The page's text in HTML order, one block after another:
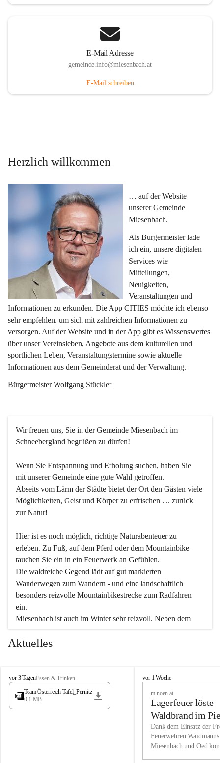
E-Mail Adresse
gemeinde.info@miesenbach.at
E-Mail schreiben
Herzlich willkommen
… auf der Website
unserer Gemeinde
Miesenbach.
Als Bürgermeister lade
ich ein, unsere digitalen
Services wie
Mitteilungen,
Neuigkeiten,
Veranstaltungen und
Informationen zu erkunden. Die App CITIES möchte ich ebenso
sehr empfehlen, um sich mit zahlreichen Informationen zu
versorgen. Auf der Website und in der App gibt es Wissenswertes
über unser Vereinsleben, Angebote aus dem kulturellen und
sportlichen Leben, Veranstaltungstermine sowie aktuelle
Informationen aus dem Gemeinderat und der Verwaltung.
Bürgermeister Wolfgang Stückler
Wir freuen uns, Sie in der Gemeinde Miesenbach im
Schneebergland begrüßen zu dürfen!
Wenn Sie Entspannung und Erholung suchen, haben Sie
mit unserer Gemeinde eine gute Wahl getroffen.
Abseits vom Lärm der Städte bietet der Ort den Gästen viele
Möglichkeiten, Geist und Körper zu erfrischen .... zurück
zur Natur!
Hier ist es noch möglich, richtige Naturabenteuer zu
erleben. Zu Fuß, auf dem Pferd oder dem Mountainbike
tauchen Sie ein in ein Feuerwerk an Gefühlen.
Die waldreiche Gegend lädt auf gut markierten
Wanderwegen zum Wandern - und eine landschaftlich
besonders reizvolle Mountainbikestrecke zum Radfahren
ein.
Miesenbach ist auch im Winter sehr reizvoll. Neben dem
Eisstockschießen gibt es auf dem nahe gelegenen Unterberg
wunderschöne Naturschneepisten, die zum Schifahren oder
vielfältige Angebot unserer Kulturvereine.
Überzeugen Sie sich selbst, dass Sie in Miesenbach sowie
in den Beherbergungsbetrieben, Gaststätten und urigen
Wir kennen Miesenbach als lebens- und liebenswerten Ort.
Tradition und Innovation werden ebenso groß geschrieben
Aktuelles
M
i
s
vor 3 TagenEssen & Trinken
Team Österreich Tafel_Pernitz
0,1 MB
M
h
vor 1 Woche
m.noen.at
Lagerfeuer löste
Waldbrand im
aus
Dank dem Einsatz der
Feuerwehren
Miesenbach und Oed